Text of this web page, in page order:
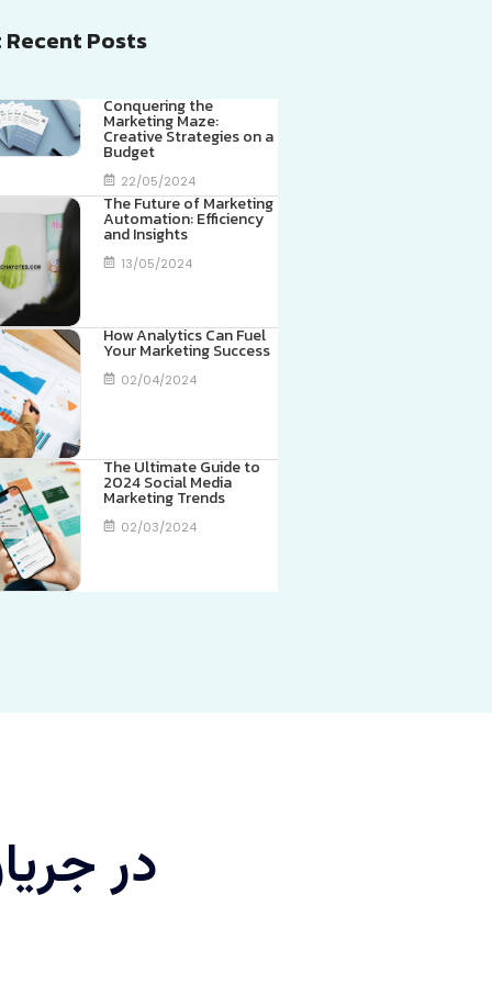
Recent Posts
Conquering the
Marketing Maze:
Creative Strategies on a
Budget
22/05/2024
The Future of Marketing
Automation: Efficiency
and Insights
13/05/2024
How Analytics Can Fuel
Your Marketing Success
02/04/2024
The Ultimate Guide to
2024 Social Media
Marketing Trends
02/03/2024
در